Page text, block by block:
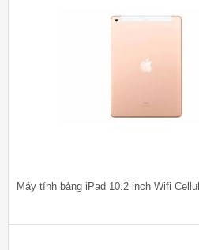
Máy tính bảng iPad 10.2 inch Wifi